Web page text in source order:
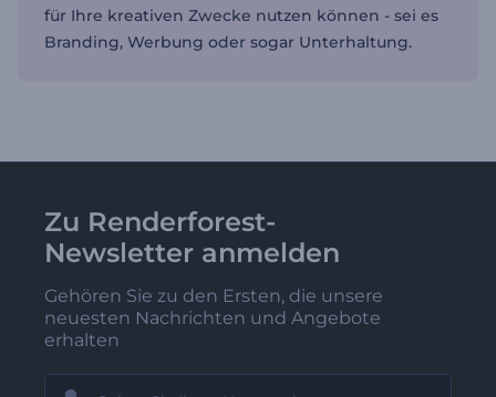
für Ihre kreativen Zwecke nutzen können - sei es
Branding, Werbung oder sogar Unterhaltung.
Zu Renderforest-
Newsletter anmelden
Gehören Sie zu den Ersten, die unsere
neuesten Nachrichten und Angebote
erhalten